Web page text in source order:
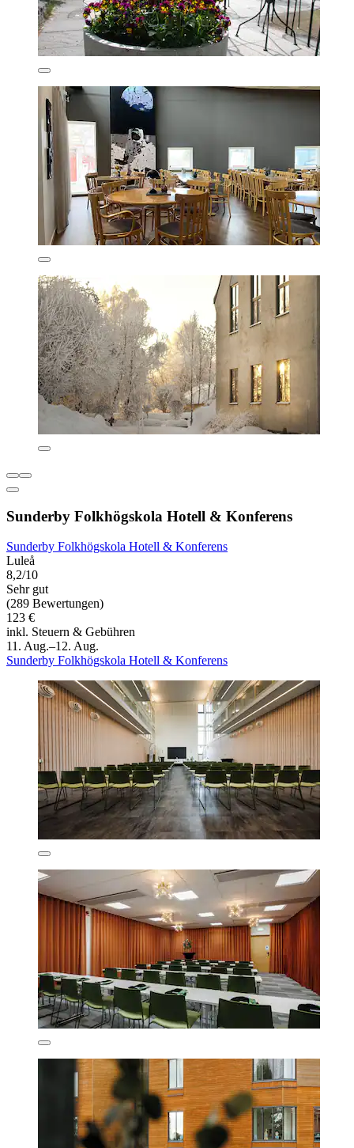
Sunderby Folkhögskola Hotell & Konferens
Sunderby Folkhögskola Hotell & Konferens
Luleå
8,2/10
Sehr gut
(289 Bewertungen)
123 €
inkl. Steuern & Gebühren
11. Aug.–12. Aug.
Sunderby Folkhögskola Hotell & Konferens